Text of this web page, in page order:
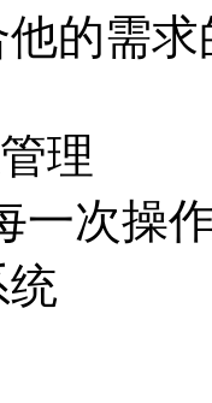
的需
理
一次操
统